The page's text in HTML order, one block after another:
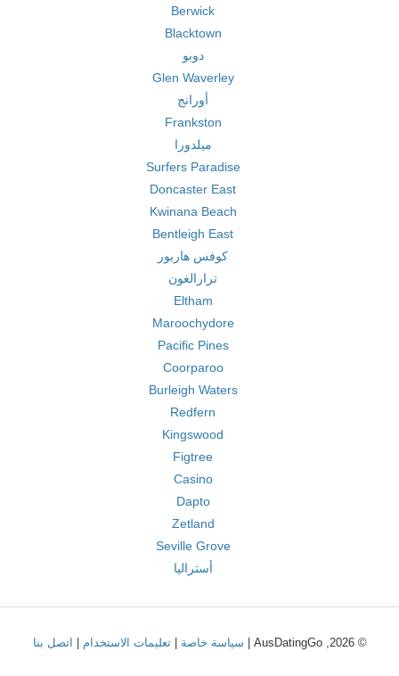
Berwick
Blacktown
دوبو
Glen Waverley
أورانج
Frankston
ميلدورا
Surfers Paradise
Doncaster East
Kwinana Beach
Bentleigh East
كوفس هاربور
ترارالغون
Eltham
Maroochydore
Pacific Pines
Coorparoo
Burleigh Waters
Redfern
Kingswood
Figtree
Casino
Dapto
Zetland
Seville Grove
أستراليا
© 2026, AusDatingGo | سياسة خاصة |تعليمات الاستخدام اتصل بنا